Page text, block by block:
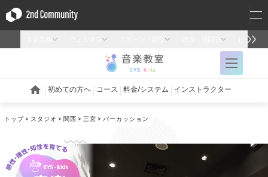
トップ スタジオ 関西 三宮 パーカッション